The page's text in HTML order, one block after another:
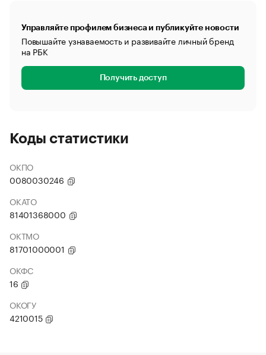
Управляйте профилем бизнеса и публикуйте новости
Повышайте узнаваемость и развивайте личный бренд
на РБК
Получить доступ
Коды статистики
ОКПО
0080030246
ОКАТО
81401368000
ОКТМО
81701000001
ОКФС
16
ОКОГУ
4210015